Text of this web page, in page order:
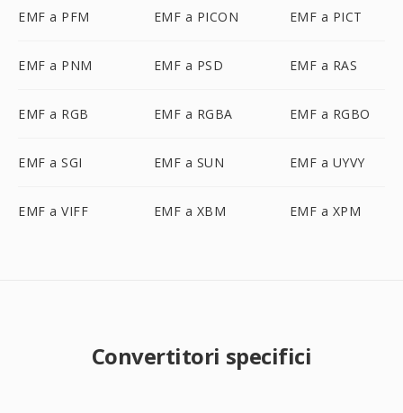
EMF a PFM EMF a PICON EMF a PICT
EMF a PNM EMF a PSD EMF a RAS
EMF a RGB EMF a RGBA EMF a RGBO
EMF a SGI EMF a SUN EMF a UYVY
EMF a VIFF EMF a XBM EMF a XPM
Convertitori specifici